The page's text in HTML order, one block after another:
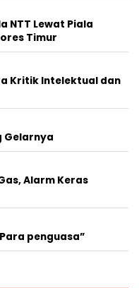
NTT Lewat Piala
Timur
Kritik Intelektual dan
Gelarnya
Alarm Keras
penguasa”